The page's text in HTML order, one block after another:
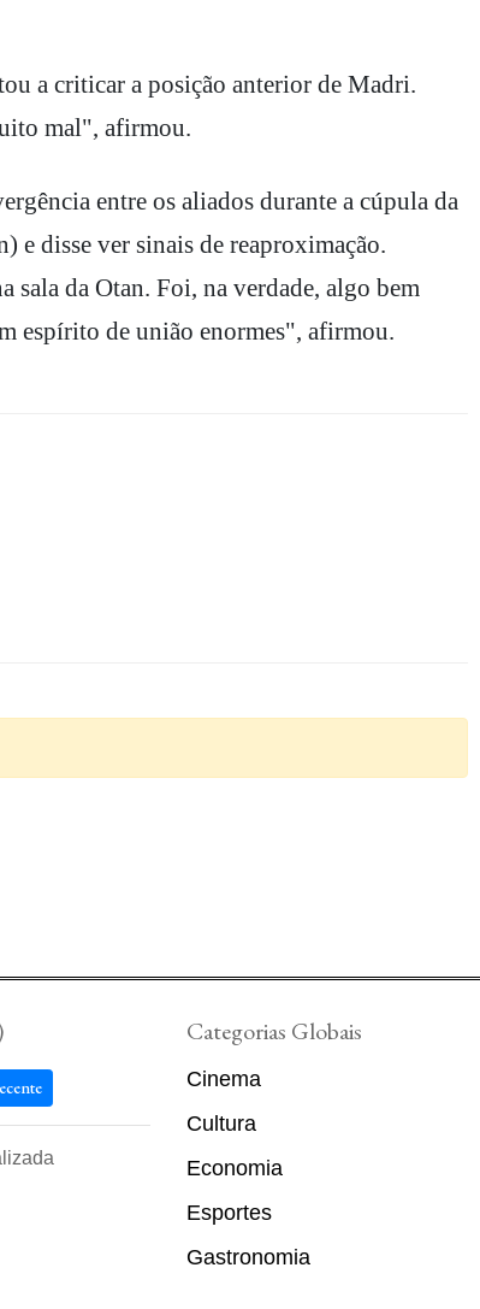
a criticar a posição anterior de Madri.
mal", afirmou.
entre os aliados durante a cúpula da
e disse ver sinais de reaproximação.
sala da Otan. Foi, na verdade, algo bem
espírito de união enormes", afirmou.
Categorias Globais
Cinema
Cultura
Economia
Esportes
Gastronomia